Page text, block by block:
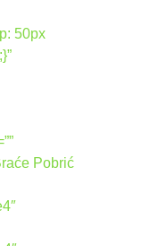
50px
Pobrić